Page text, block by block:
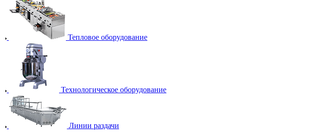
Тепловое оборудование
Технологическое оборудование
Линии раздачи